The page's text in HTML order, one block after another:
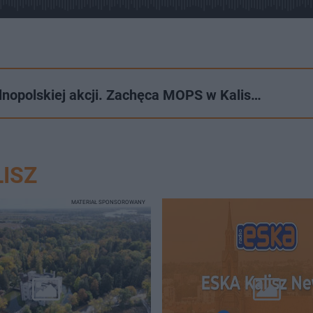
akcji. Zachęca MOPS w Kalis…
MATERIAŁ SPONSOROWANY